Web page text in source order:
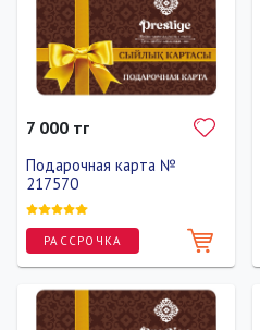
7 000 тг
Подарочная карта №
217570
РАССРОЧКА